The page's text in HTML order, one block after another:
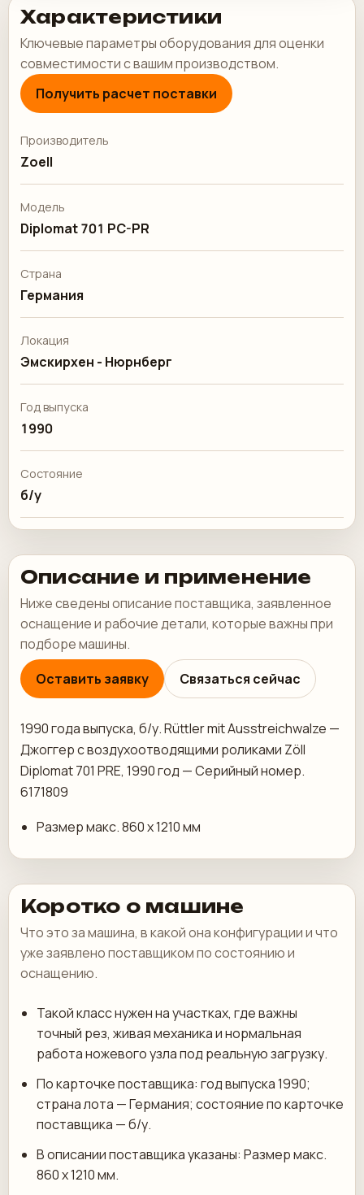
Характеристики
Ключевые параметры оборудования для оценки
совместимости с вашим производством.
Получить расчет поставки
Производитель
Zoell
Модель
Diplomat 701 PC-PR
Страна
Германия
Локация
Эмскирхен - Нюрнберг
Год выпуска
1990
Состояние
б/у
Описание и применение
Ниже сведены описание поставщика, заявленное
оснащение и рабочие детали, которые важны при
подборе машины.
Оставить заявку
Связаться сейчас
1990 года выпуска, б/у. Rüttler mit Ausstreichwalze —
Джоггер с воздухоотводящими роликами Zöll
Diplomat 701 PRE, 1990 год — Серийный номер.
6171809
Размер макс. 860 х 1210 мм
Коротко о машине
Что это за машина, в какой она конфигурации и что
уже заявлено поставщиком по состоянию и
оснащению.
Такой класс нужен на участках, где важны
точный рез, живая механика и нормальная
работа ножевого узла под реальную загрузку.
По карточке поставщика: год выпуска 1990;
страна лота — Германия; состояние по карточке
поставщика — б/у.
В описании поставщика указаны: Размер макс.
860 х 1210 мм.